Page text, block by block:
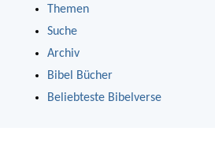
Themen
Suche
Archiv
Bibel Bücher
Beliebteste Bibelverse